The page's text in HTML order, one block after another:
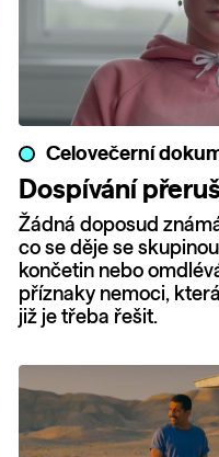
Celovečerní
Dospívání
Žádná doposud
co se děje se
končetin nebo
příznaky nemoci,
již je třeba řešit.